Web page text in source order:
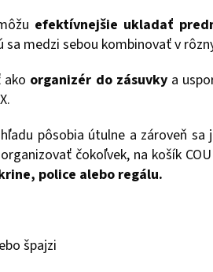
efektívnejšie ukladať
sa medzi sebou kombinovať v
organizér do zásuvkya
pôsobia útulne a zároveň
čokoľvek, na košík
police alebo regálu.
špajzi